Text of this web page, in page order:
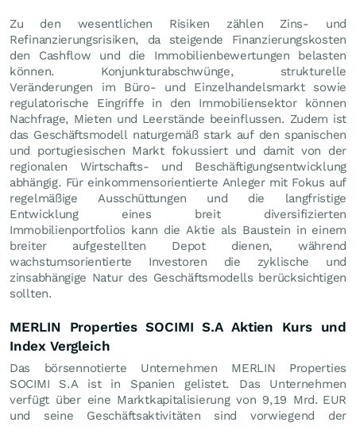
Zu den wesentlichen Risiken zählen Zins- und
Refinanzierungsrisiken, da steigende Finanzierungskosten
den Cashflow und die Immobilienbewertungen belasten
können. Konjunkturabschwünge, strukturelle
Veränderungen im Büro- und Einzelhandelsmarkt sowie
regulatorische Eingriffe in den Immobiliensektor können
Nachfrage, Mieten und Leerstände beeinflussen. Zudem ist
das Geschäftsmodell naturgemäß stark auf den spanischen
und portugiesischen Markt fokussiert und damit von der
regionalen Wirtschafts- und Beschäftigungsentwicklung
abhängig. Für einkommensorientierte Anleger mit Fokus auf
regelmäßige Ausschüttungen und die langfristige
Entwicklung eines breit diversifizierten
Immobilienportfolios kann die Aktie als Baustein in einem
breiter aufgestellten Depot dienen, während
wachstumsorientierte Investoren die zyklische und
zinsabhängige Natur des Geschäftsmodells berücksichtigen
sollten.
MERLIN Properties SOCIMI S.A Aktien Kurs und
Index Vergleich
Das börsennotierte Unternehmen MERLIN Properties
SOCIMI S.A ist in Spanien gelistet. Das Unternehmen
verfügt über eine Marktkapitalisierung von 9,19 Mrd. EUR
und seine Geschäftsaktivitäten sind vorwiegend der